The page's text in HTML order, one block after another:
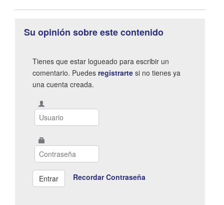
Su opinión sobre este contenido
Tienes que estar logueado para escribir un
comentario. Puedes registrarte si no tienes ya
una cuenta creada.
Recordar Contraseña